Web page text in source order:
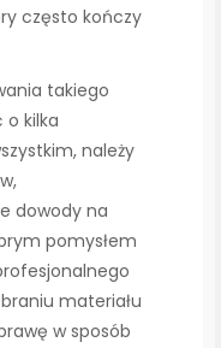
często kończy
takiego
kilka
należy
dowody na
pomysłem
materiału
w sposób